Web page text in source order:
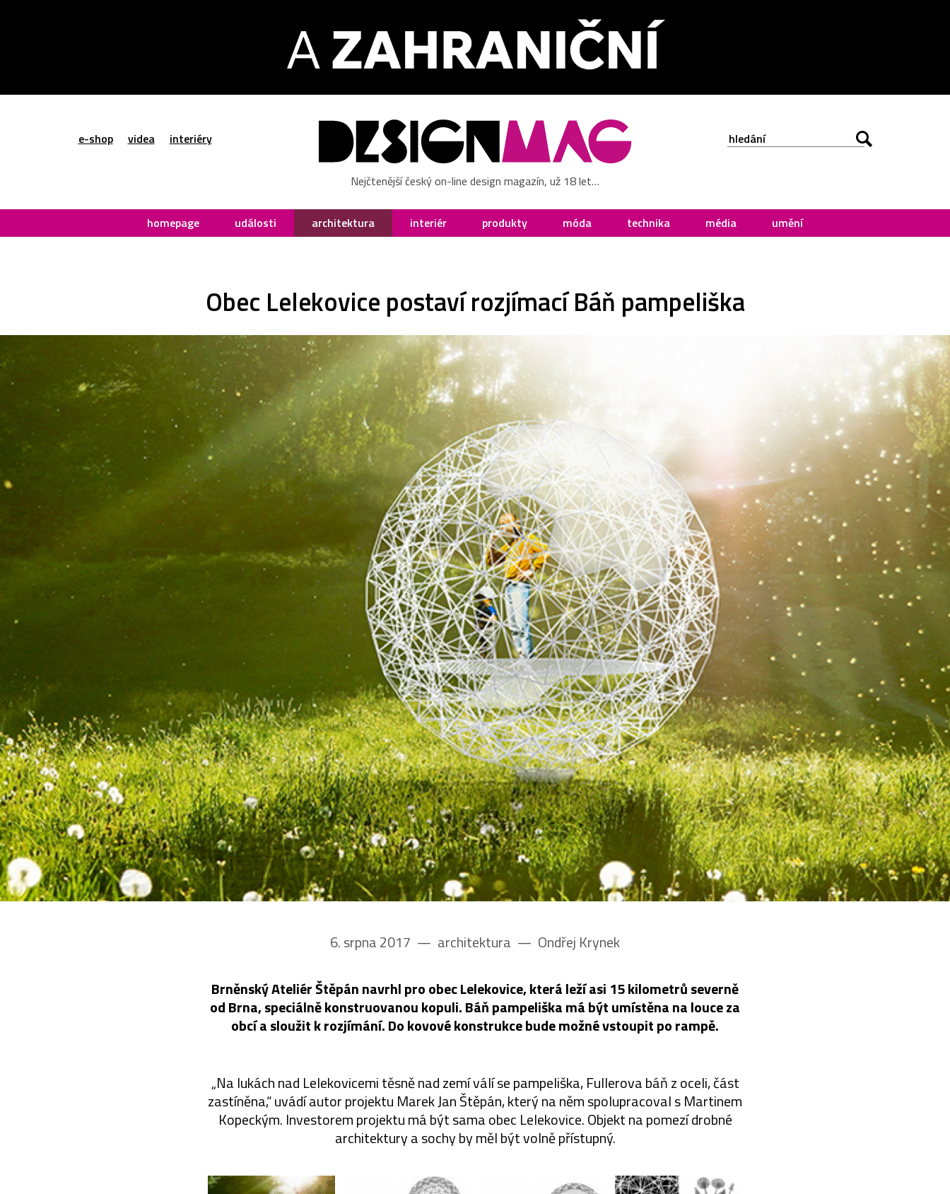
e-shop videa interiéry
Nejčtenější český on-line design magazín, už 18 let…
homepage události architektura interiér produkty móda technika média umění
Obec Lelekovice postaví rozjímací Báň pampeliška
6. srpna 2017 –– architektura –– Ondřej Krynek
Brněnský Ateliér Štěpán navrhl pro obec Lelekovice, která leží asi 15 kilometrů severně
od Brna, speciálně konstruovanou kopuli. Báň pampeliška má být umístěna na louce za
obcí a sloužit k rozjímání. Do kovové konstrukce bude možné vstoupit po rampě.
„Na lukách nad Lelekovicemi těsně nad zemí válí se pampeliška, Fullerova báň z oceli, část
zastíněna,“ uvádí autor projektu Marek Jan Štěpán, který na něm spolupracoval s Martinem
Kopeckým. Investorem projektu má být sama obec Lelekovice. Objekt na pomezí drobné
architektury a sochy by měl být volně přístupný.